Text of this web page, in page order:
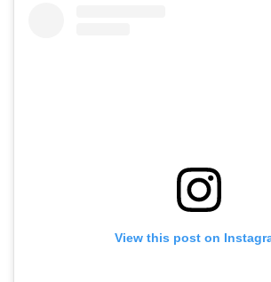
View this post on